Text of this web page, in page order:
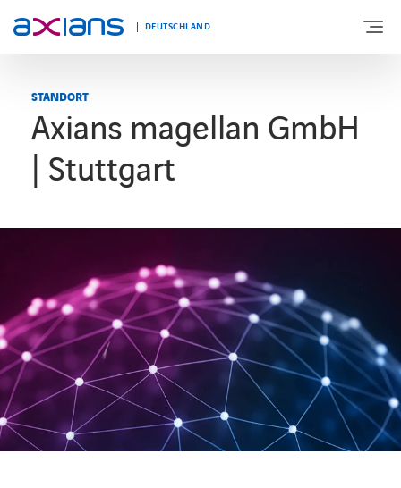
DEUTSCHLAND
ÜBER UNS
PORTFOLIO
PRODUKTE
BRANCHEN
NEWS UND INSIGHTS
REFERENZEN
KARRIERE
STANDORT
Axians magellan GmbH
| Stuttgart